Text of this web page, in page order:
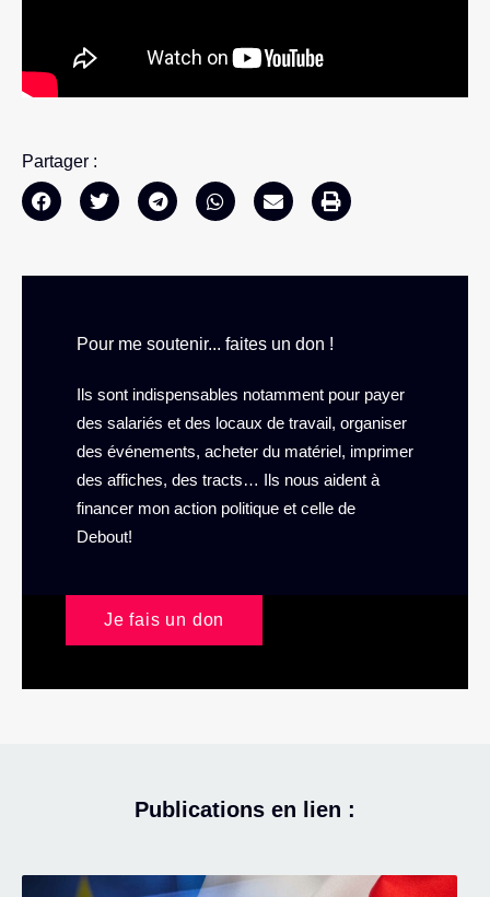
Partager :
Pour me soutenir... faites un don !
Ils sont indispensables notamment pour payer
des salariés et des locaux de travail, organiser
des événements, acheter du matériel, imprimer
des affiches, des tracts… Ils nous aident à
financer mon action politique et celle de
Debout!
Je fais un don
Publications en lien :